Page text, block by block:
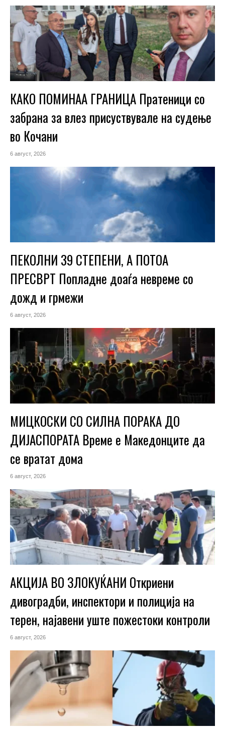
КАКО ПОМИНАА ГРАНИЦА Пратеници со
забрана за влез присуствувале на судење
во Кочани
6 август, 2026
ПЕКОЛНИ 39 СТЕПЕНИ, А ПОТОА
ПРЕСВРТ Попладне доаѓа невреме со
дожд и грмежи
6 август, 2026
МИЦКОСКИ СО СИЛНА ПОРАКА ДО
ДИЈАСПОРАТА Време е Македонците да
се вратат дома
6 август, 2026
АКЦИЈА ВО ЗЛОКУЌАНИ Откриени
дивоградби, инспектори и полиција на
терен, најавени уште пожестоки контроли
6 август, 2026